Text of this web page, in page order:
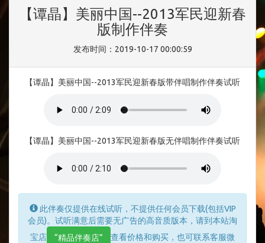
【谭晶】美丽中国--2013军民迎新春
版制作伴奏
发布时间：2019-10-17 00:00:59
【谭晶】美丽中国--2013军民迎新春版带伴唱制作伴奏试听
【谭晶】美丽中国--2013军民迎新春版无伴唱制作伴奏试听
此伴奏仅提供在线试听，不提供任何会员下载(包括VIP
会员)。试听满意后需要无广告的高音质版本，请到本站淘
宝店
“精品伴奏店”
查看价格和购买，也可联系客服微